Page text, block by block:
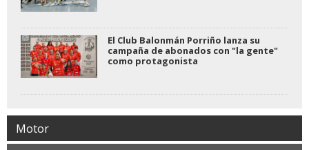
El Club Balonmán Porriño lanza su
campaña de abonados con "la gente"
como protagonista
Motor